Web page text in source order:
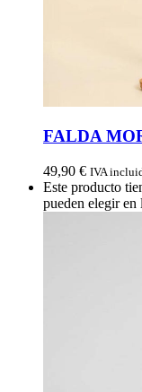
FALDA
49,90 € IVA
Este producto
pueden elegir en